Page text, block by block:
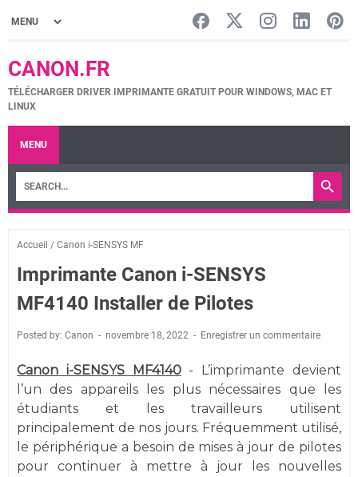
CANON.FR
TÉLÉCHARGER DRIVER IMPRIMANTE GRATUIT POUR WINDOWS, MAC ET
LINUX
MENU
Accueil / Canon i-SENSYS MF
Imprimante Canon i-SENSYS
MF4140 Installer de Pilotes
Posted by: Canon novembre 18, 2022 Enregistrer un commentaire
Canon i-SENSYS MF4140- L’imprimante devient
l’un des appareils les plus nécessaires que les
étudiants et les travailleurs utilisent
principalement de nos jours. Fréquemment utilisé,
le périphérique a besoin de mises à jour de pilotes
pour continuer à mettre à jour les nouvelles